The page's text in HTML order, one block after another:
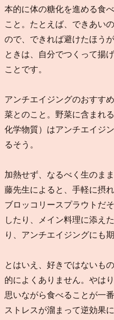
本的に体の糖化を進める食
こと。たとえば、できあい
ので、できれば避けたほう
ときは、自分でつくって揚
ことです。
アンチエイジングのおすす
菜とのこと。野菜に含まれ
化学物質）はアンチエイジ
るそう。
加熱せず、なるべく生のま
藤先生によると、手軽に摂
ブロッコリースプラウトだ
したり、メイン料理に添え
り、アンチエイジングにも
とはいえ、好きではないも
的によくありません。やは
思いながら食べることが一
ストレスが溜まって逆効果